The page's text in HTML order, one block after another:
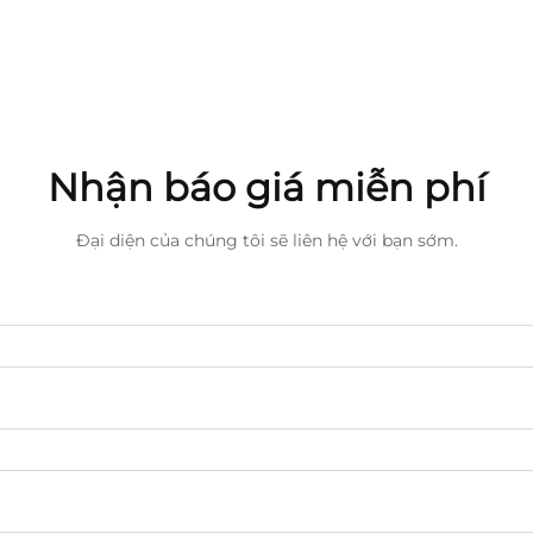
Nhận báo giá miễn phí
Đại diện của chúng tôi sẽ liên hệ với bạn sớm.